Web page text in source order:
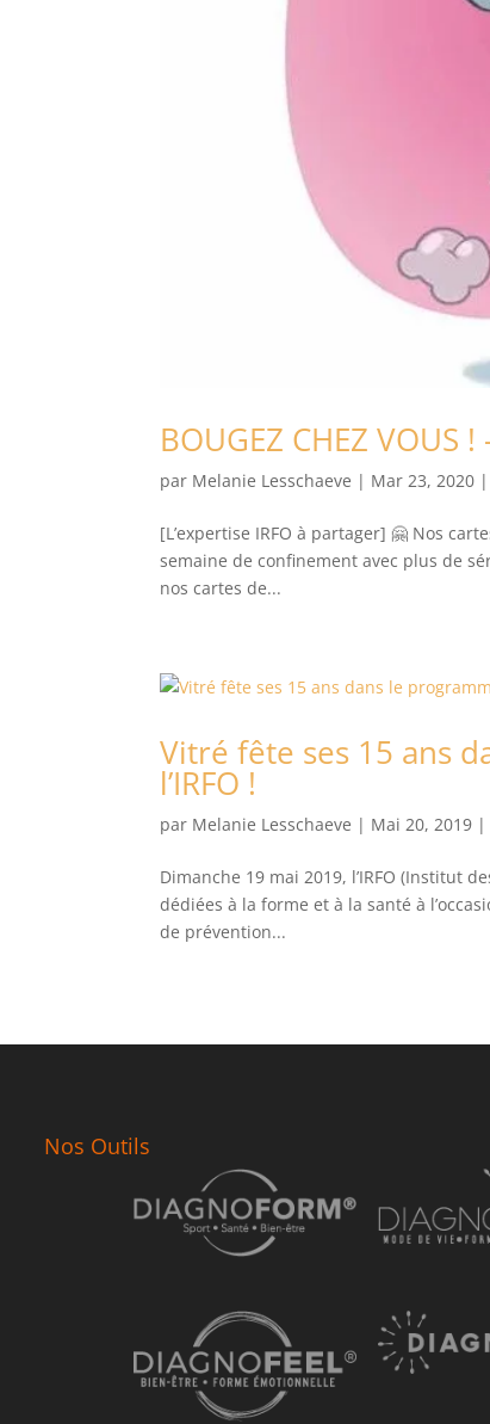
BOUGEZ CHEZ VOUS !
par Melanie Lesschaeve | Mar 23, 2020 |
[L’expertise IRFO à partager] 🤗 Nos
semaine de confinement avec plus de
nos cartes de...
Vitré fête ses 15 ans
l’IRFO !
par Melanie Lesschaeve | Mai 20, 2019 |
Dimanche 19 mai 2019, l’IRFO (Institut
dédiées à la forme et à la santé à
de prévention...
Nos Outils